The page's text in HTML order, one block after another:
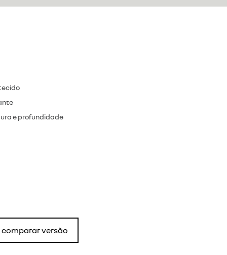
e profundidade
comparar versão